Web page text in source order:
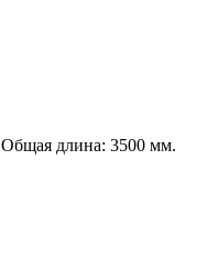
Общая длина: 3500 мм.